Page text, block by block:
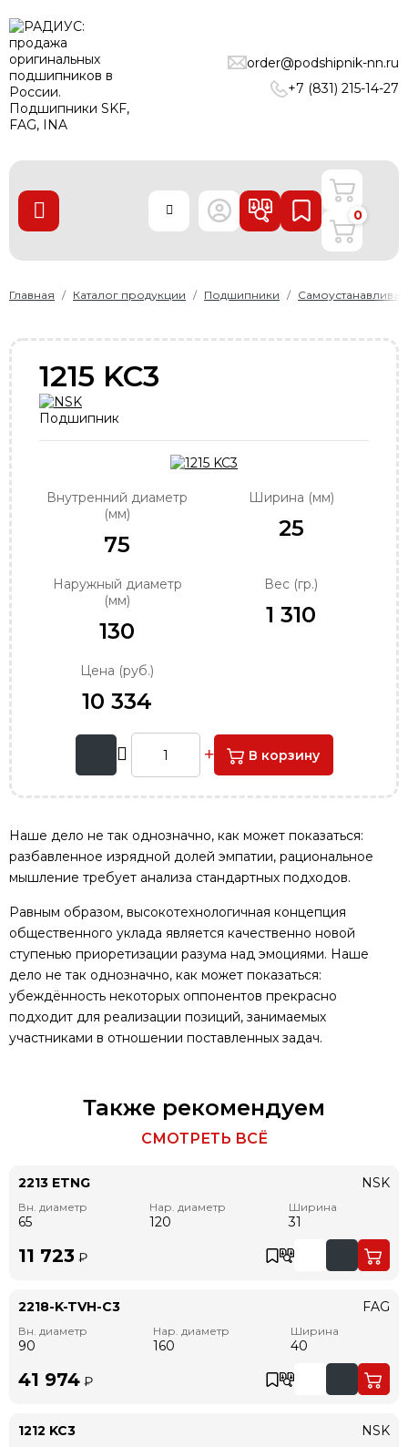
order@podshipnik-nn.ru
+7 (831) 215-14-27
ПОДШИПНИКИ
ЛИНЕЙНЫЕ ТЕХНОЛОГИИ
РЕМНИ
О нас
Доставка и оплата
+7 (831) 215-14-27
order@podshipnik-nn.ru
0
Главная Каталог продукции Подшипники
1215 KC3
Подшипник
Внутренний диаметр
(мм)
75
Ширина (мм)
25
Наружный диаметр
(мм)
130
Вес (гр.)
1 310
Цена (руб.)
10 334
В корзину
Наше дело не так однозначно, как может показаться:
разбавленное изрядной долей эмпатии, рациональное
мышление требует анализа стандартных подходов.
Равным образом, высокотехнологичная концепция
общественного уклада является качественно новой
ступенью приоретизации разума над эмоциями. Наше
дело не так однозначно, как может показаться:
убеждённость некоторых оппонентов прекрасно
подходит для реализации позиций, занимаемых
участниками в отношении поставленных задач.
Также рекомендуем
СМОТРЕТЬ ВСЁ
2213 ETNG
Вн. диаметр
65
Нар. диаметр
120
Ширина
31
NSK
11 723 ₽
2218-K-TVH-C3
Вн. диаметр
90
Нар. диаметр
160
Ширина
40
FAG
41 974 ₽
1212 KC3 NSK